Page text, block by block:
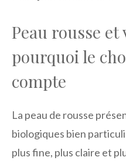
Peau rousse
pourquoi le
compte
La peau de rousse
biologiques bien
plus fine, plus claire et